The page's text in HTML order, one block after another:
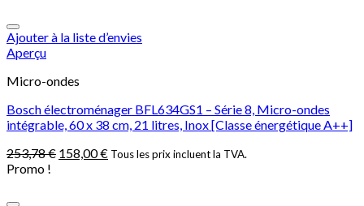
Ajouter à la liste d’envies
Aperçu
Micro-ondes
Bosch électroménager BFL634GS1 – Série 8, Micro-ondes
intégrable, 60 x 38 cm, 21 litres, Inox [Classe énergétique A++]
253,78€ 158,00€ Tous les prix incluent la TVA.
Promo !